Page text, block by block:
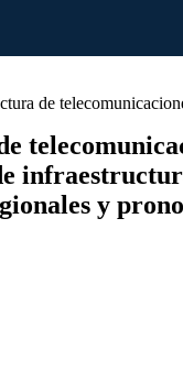
de
y